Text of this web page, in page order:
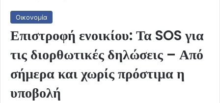
Οικονομία
Επιστροφή ενοικίου: Τα SOS για
τις διορθωτικές δηλώσεις – Από
σήμερα και χωρίς πρόστιμα η
υποβολή